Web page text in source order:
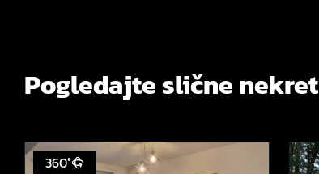
Pogledajte slične
360°